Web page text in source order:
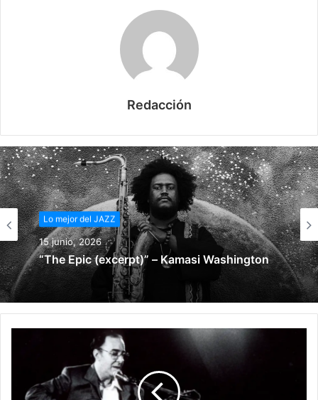
Redacción
Lo mejor del JAZZ
15 junio, 2026
“The Epic (excerpt)” – Kamasi Washington